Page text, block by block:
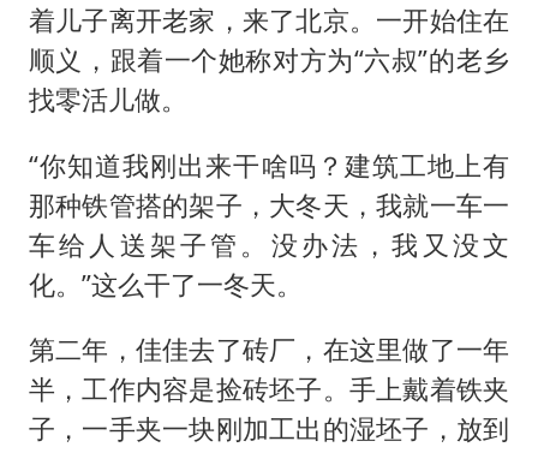
着儿子离开老家，来了北京。一开始住在
顺义，跟着一个她称对方为“六叔”的老乡
找零活儿做。
“你知道我刚出来干啥吗？建筑工地上有
那种铁管搭的架子，大冬天，我就一车一
车给人送架子管。没办法，我又没文
化。”这么干了一冬天。
第二年，佳佳去了砖厂，在这里做了一年
半，工作内容是捡砖坯子。手上戴着铁夹
子，一手夹一块刚加工出的湿坯子，放到